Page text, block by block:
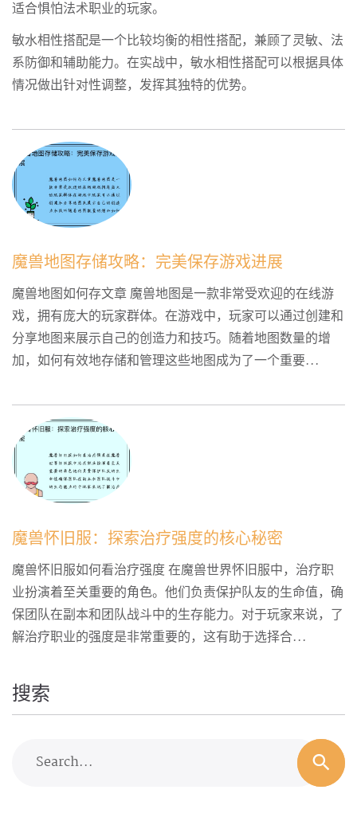
适合惧怕法术职业的玩家。
敏水相性搭配是一个比较均衡的相性搭配，兼顾了灵敏、法
系防御和辅助能力。在实战中，敏水相性搭配可以根据具体
情况做出针对性调整，发挥其独特的优势。
魔兽地图存储攻略：完美保存游戏进展
魔兽地图如何存文章 魔兽地图是一款非常受欢迎的在线游
戏，拥有庞大的玩家群体。在游戏中，玩家可以通过创建和
分享地图来展示自己的创造力和技巧。随着地图数量的增
加，如何有效地存储和管理这些地图成为了一个重要...
魔兽怀旧服：探索治疗强度的核心秘密
魔兽怀旧服如何看治疗强度 在魔兽世界怀旧服中，治疗职
业扮演着至关重要的角色。他们负责保护队友的生命值，确
保团队在副本和团队战斗中的生存能力。对于玩家来说，了
解治疗职业的强度是非常重要的，这有助于选择合...
搜索
Search...